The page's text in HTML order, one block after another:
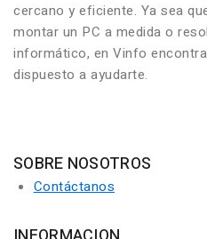
cercano y eficiente. Ya sea
montar un PC a medida o
informático, en Vinfo
dispuesto a ayudarte.
SOBRE NOSOTROS
Contáctanos